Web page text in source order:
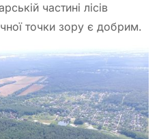
частині лісів
точки зору є добрим.